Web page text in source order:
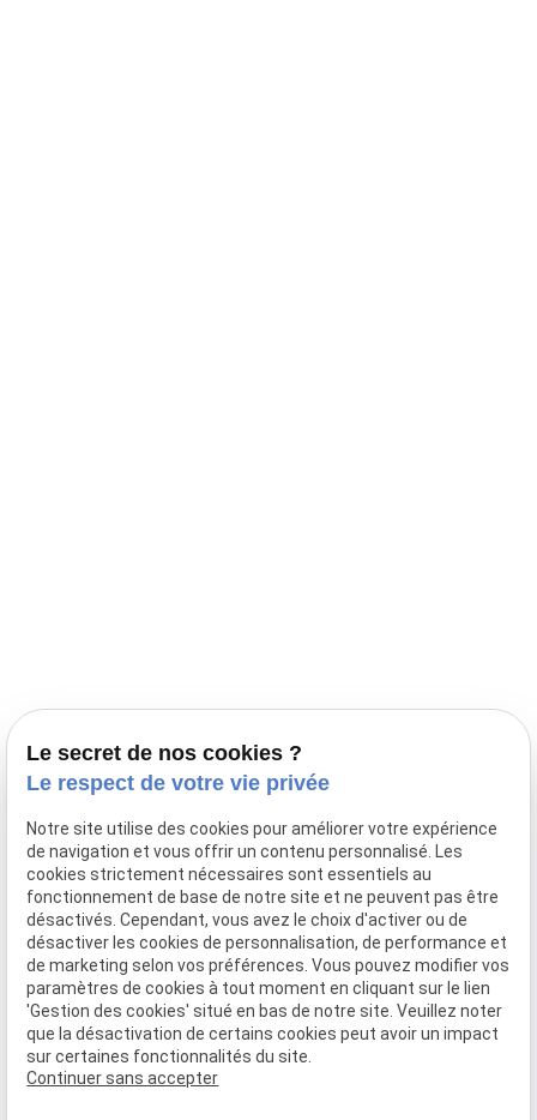
03 28 68 82 00
06 80 84 45 90
Adresse
10, chemin de Cassel
59470 BOLLEZEELE
Horaires
09:00 - 17:00
Lundi - Samedi
Le secret de nos cookies ?
Le respect de votre vie privée
Notre site utilise des cookies pour améliorer votre expérience
de navigation et vous offrir un contenu personnalisé. Les
cookies strictement nécessaires sont essentiels au
fonctionnement de base de notre site et ne peuvent pas être
désactivés. Cependant, vous avez le choix d'activer ou de
désactiver les cookies de personnalisation, de performance et
de marketing selon vos préférences. Vous pouvez modifier vos
paramètres de cookies à tout moment en cliquant sur le lien
'Gestion des cookies' situé en bas de notre site. Veuillez noter
que la désactivation de certains cookies peut avoir un impact
sur certaines fonctionnalités du site.
Continuer sans accepter